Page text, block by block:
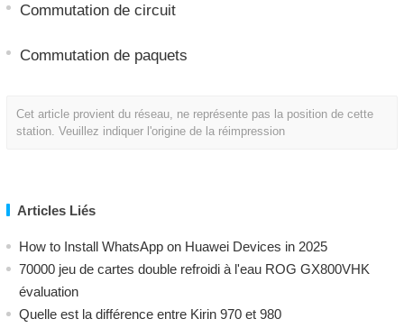
Commutation de circuit
Commutation de paquets
Cet article provient du réseau, ne représente pas la position de cette
station. Veuillez indiquer l'origine de la réimpression
Articles Liés
How to Install WhatsApp on Huawei Devices in 2025
70000 jeu de cartes double refroidi à l'eau ROG GX800VHK
évaluation
Quelle est la différence entre Kirin 970 et 980